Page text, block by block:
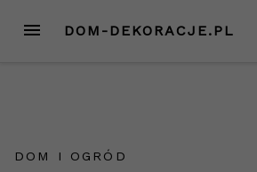
MENU DOM-DEKORACJE.PL
DOM I OGRÓD